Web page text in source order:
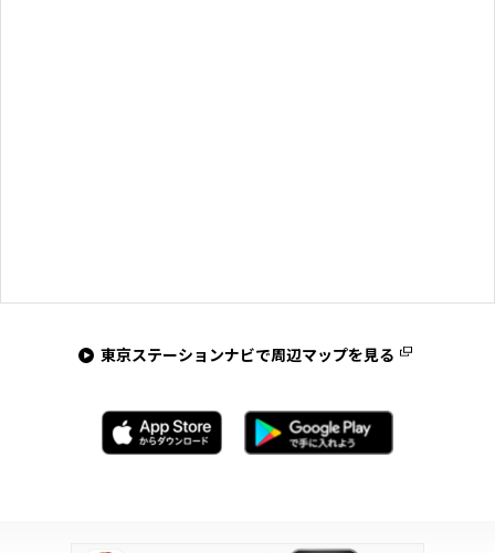
東京ステーションナビで周辺マップを見る